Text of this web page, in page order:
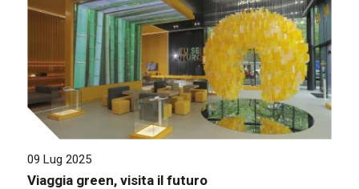
09 Lug 2025
Viaggia green, visita il futuro